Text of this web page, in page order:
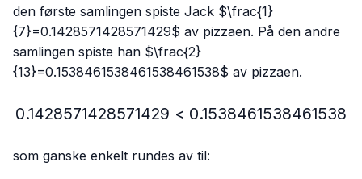
den første samlingen spiste Jack $\frac{1}
{7}=0.1428571428571429$ av pizzaen. På den andre
samlingen spiste han $\frac{2}
{13}=0.1538461538461538461538$ av pizzaen.
0.1428571428571429 <
0.1428571428571429 < 0.1538461538461538
som ganske enkelt rundes av til: